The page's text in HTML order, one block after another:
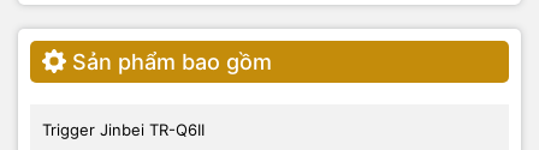
Sản phẩm bao gồm
Trigger Jinbei TR-Q6II